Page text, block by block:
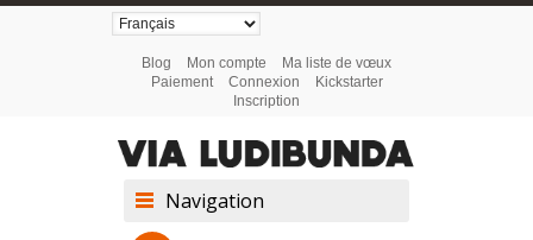
Blog Mon compte
Ma liste de vœux
Paiement
Connexion
Kickstarter
Inscription
Navigation